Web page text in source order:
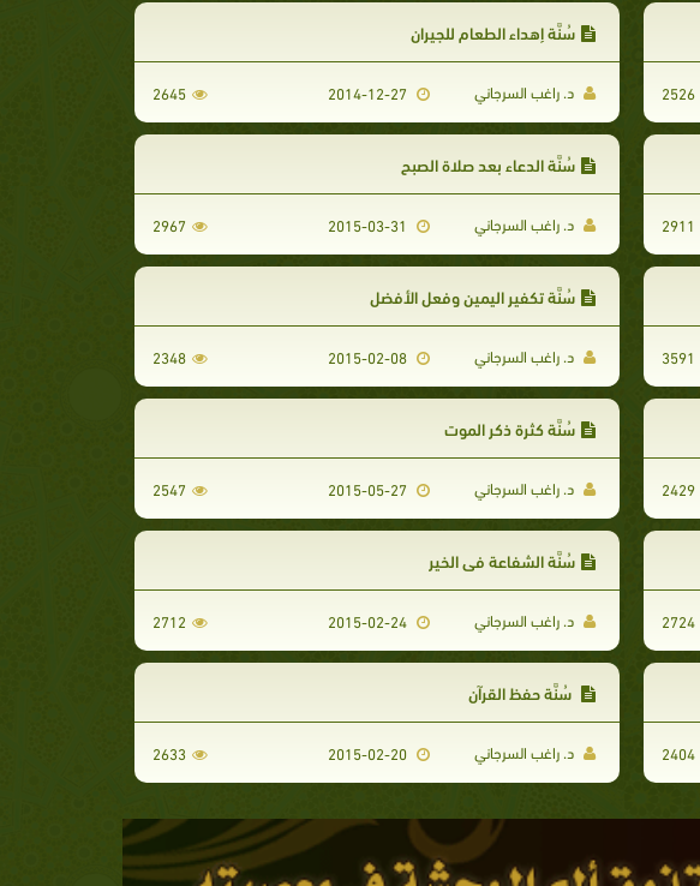
2526
سُنَّة إهداء الطعام للجيران
د. راغب السرجاني 2645
2911
سُنَّة الدعاء بعد صلاة الصبح
د. راغب السرجاني 2967
3591
سُنَّة تكفير اليمين وفعل الأفضل
د. راغب السرجاني 2348
2429
سُنَّة كثرة ذكر الموت
د. راغب السرجاني 2547
2724
سُنَّة الشفاعة في الخير
د. راغب السرجاني 2712
2404
سُنَّة حفظ القرآن
د. راغب السرجاني 2633